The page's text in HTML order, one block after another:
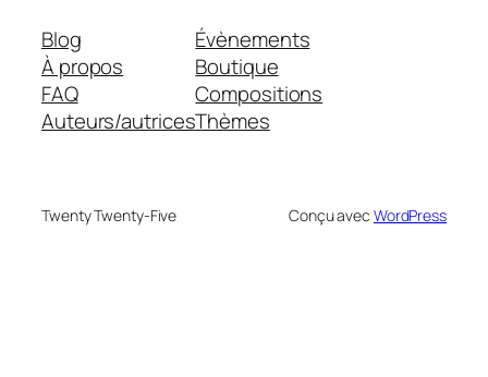
Blog
À propos
FAQ
Auteurs/autrices
Évènements
Boutique
Compositions
Thèmes
Twenty Twenty-Five Conçu avec WordPress